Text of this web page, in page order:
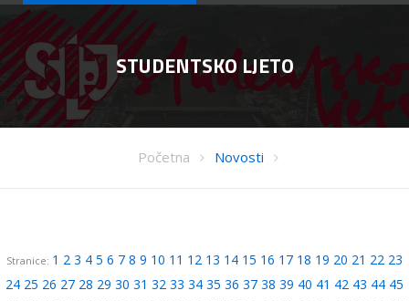
STUDENTSKO LJETO
Početna Novosti
Stranice: 1 2 3 4 5 6 7 8 9 10 11 12 13 14 15 16 17 18 19 20 21 22 23
24 25 26 27 28 29 30 31 32 33 34 35 36 37 38 39 40 41 42 43 44 45